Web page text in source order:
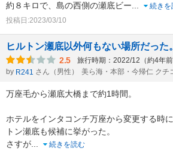
約８キロで、島の西側の瀬底ビー
続きを
投稿日:2023/03/10
ヒルトン瀬底以外何もない場所だった。
2.5 旅行時期：2022/12（約4年前
by R241 さん（男性） 美ら海・本部・今帰仁 クチ
万座毛から瀬底大橋まで約1時間。
ホテルをインタコンチ万座から変更する時
トン瀬底も候補に挙がった。
さすが
続きを読む